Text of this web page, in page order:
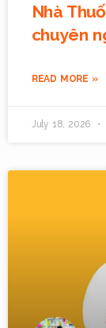
Nhà
chuyên
READ MORE »
July 18, 2026